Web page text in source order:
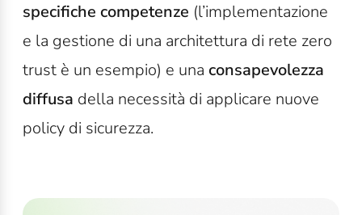
specifiche competenze (l’implementazione
e la gestione di una architettura di rete zero
trust è un esempio) e una consapevolezza
diffusa della necessità di applicare nuove
policy di sicurezza.